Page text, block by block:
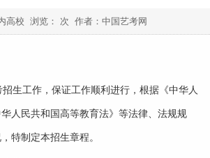
高校 浏览： 次 作者： 中国艺考网
生工作，保证工作顺利进行，根据《中华人
人民共和国高等教育法》等法律、法规规
特制定本招生章程。